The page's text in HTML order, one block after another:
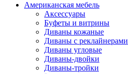
Американская мебель
Аксессуары
Буфеты и витрины
Диваны кожаные
Диваны с реклайнерами
Диваны угловые
Диваны-двойки
Диваны-тройки